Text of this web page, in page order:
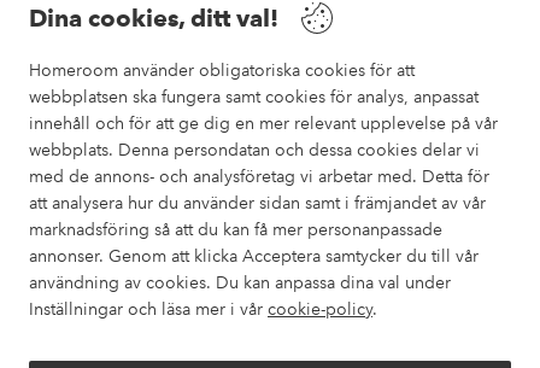
Dina cookies, ditt val!
Homeroom använder obligatoriska cookies för att
webbplatsen ska fungera samt cookies för analys, anpassat
innehåll och för att ge dig en mer relevant upplevelse på vår
webbplats. Denna persondatan och dessa cookies delar vi
med de annons- och analysföretag vi arbetar med. Detta för
att analysera hur du använder sidan samt i främjandet av vår
marknadsföring så att du kan få mer personanpassade
annonser. Genom att klicka Acceptera samtycker du till vår
användning av cookies. Du kan anpassa dina val under
Inställningar och läsa mer i vår cookie-policy.
Säkra betalningar
Vill du veta mer om våra betalalternativ ?
elpy